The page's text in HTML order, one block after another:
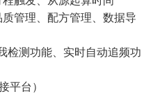
管理、配方管理、数据导
检测功能、实时自动追频功
平台）